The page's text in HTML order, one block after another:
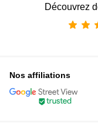
Découvrez
Nos affiliations